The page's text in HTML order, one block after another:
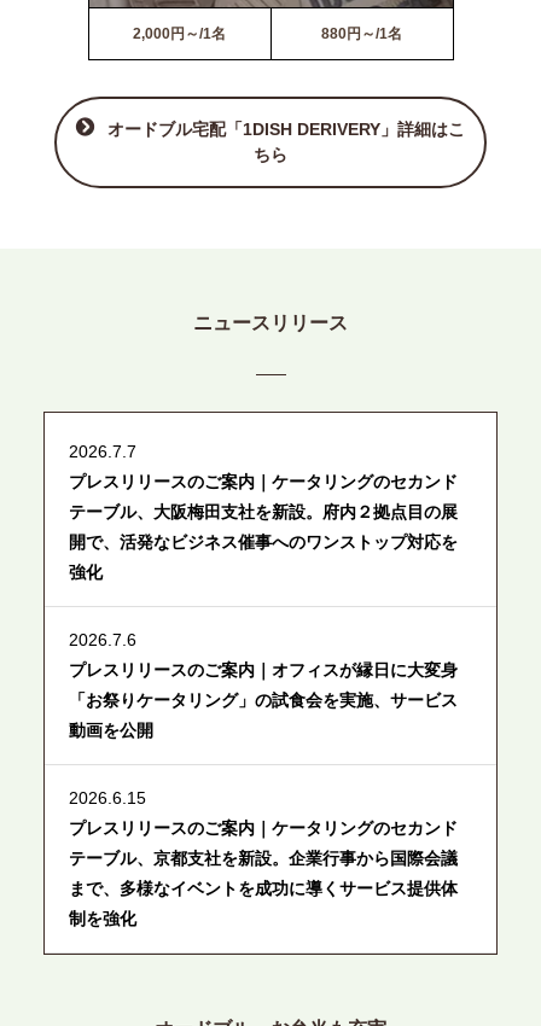
2,000円～/1名 880円～/1名
オードブル宅配「1DISH DERIVERY」詳細はこ
ちら
ニュースリリース
2026.7.7
プレスリリースのご案内｜ケータリングのセカンド
テーブル、大阪梅田支社を新設。府内２拠点目の展
開で、活発なビジネス催事へのワンストップ対応を
強化
2026.7.6
プレスリリースのご案内｜オフィスが縁日に大変身
「お祭りケータリング」の試食会を実施、サービス
動画を公開
2026.6.15
プレスリリースのご案内｜ケータリングのセカンド
テーブル、京都支社を新設。企業行事から国際会議
まで、多様なイベントを成功に導くサービス提供体
制を強化
プレスリリースのご案内｜ケータリングのセカンド